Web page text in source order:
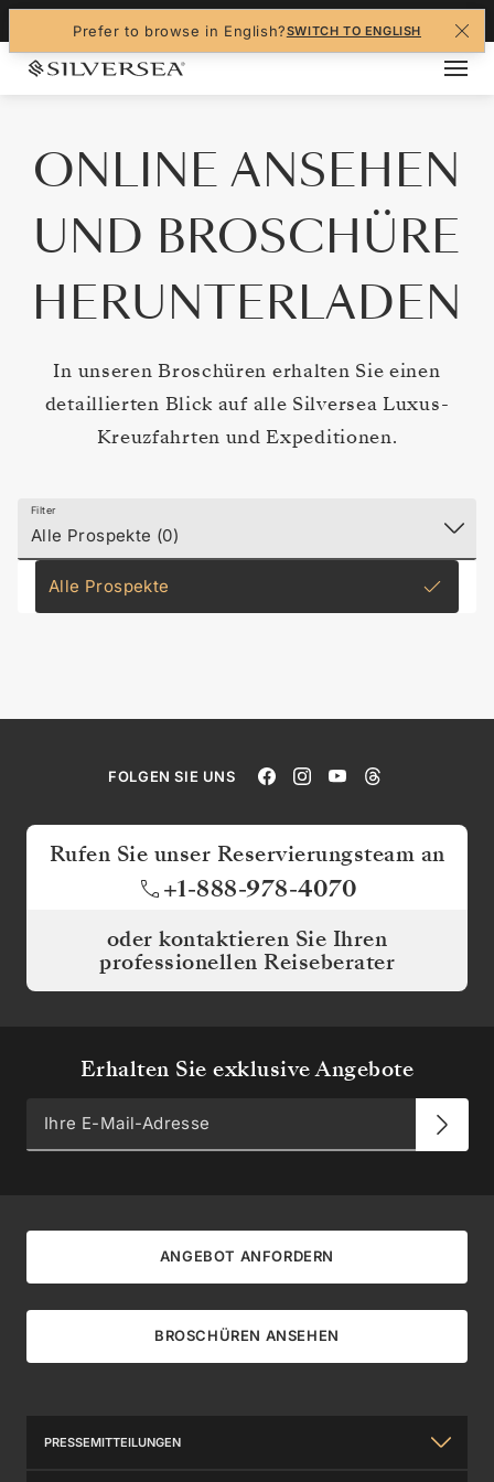
Prefer to browse in English?SWITCH TO ENGLISH
ONLINE ANSEHEN
UND BROSCHÜRE
HERUNTERLADEN
In unseren Broschüren erhalten Sie einen
detaillierten Blick auf alle Silversea Luxus-
Kreuzfahrten und Expeditionen.
Filter
Alle Prospekte (0)
Alle Prospekte
FOLGEN SIE UNS
Rufen Sie unser Reservierungsteam an
+1-888-978-4070
oder kontaktieren Sie Ihren
professionellen Reiseberater
Erhalten Sie exklusive Angebote
ANGEBOT ANFORDERN
BROSCHÜREN ANSEHEN
PRESSEMITTEILUNGEN
Navigated to ONLINE ANSEHEN UND